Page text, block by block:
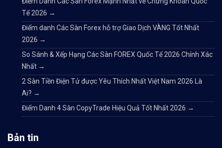
Tế 2026 →
Điểm danh Các Sàn Forex hỗ trợ Giao Dịch VÀNG Tốt Nhất
2026 →
So Sánh & Xếp Hạng Các Sàn FOREX Quốc Tế 2026 Chính Xác
Nhất →
2 Sàn Tiền Điện Tử được Yêu Thích Nhất Việt Nam 2026 Là
Ai? →
Điểm Danh 4 Sàn CopyTrade Hiệu Quả Tốt Nhất 2026 →
Bản tin